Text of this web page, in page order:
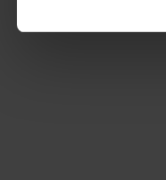
Via "Cookie
intrekken op ons